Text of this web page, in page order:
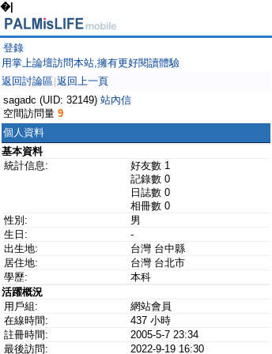
�|
登錄
用掌上論壇訪問本站,擁有更好閱讀體驗
返回討論區 返回上一頁
sagadc (UID: 32149) 站內信
空間訪問量 9
個人資料
基本資料
統計信息:
好友數 1
記錄數 0
日誌數 0
相冊數 0
性別:
男
生日:
-
出生地:
台灣 台中縣
居住地:
台灣 台北市
學歷:
本科
活躍概況
用戶組:
網站會員
在線時間:
437 小時
註冊時間:
2005-5-7 23:34
最後訪問:
2022-9-19 16:30